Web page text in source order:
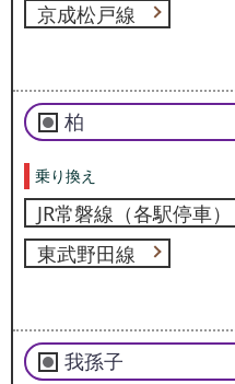
京成松戸線
柏
乗り換え
JR常磐線（各駅停車）
東武野田線
我孫子